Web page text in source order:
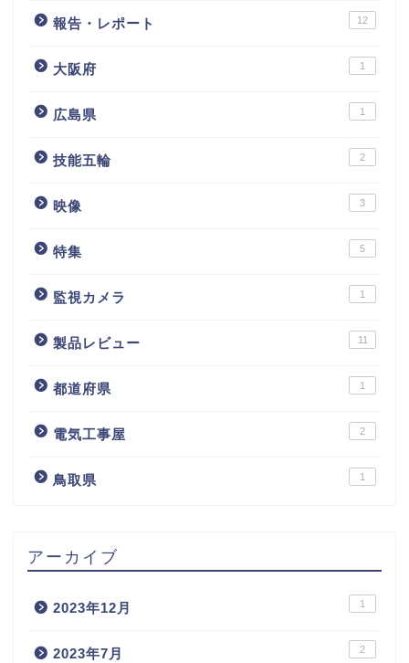
報告・レポート 12
大阪府 1
広島県 1
技能五輪 2
映像 3
特集 5
監視カメラ 1
製品レビュー 11
都道府県 1
電気工事屋 2
鳥取県 1
アーカイブ
2023年12月 1
2023年7月 2